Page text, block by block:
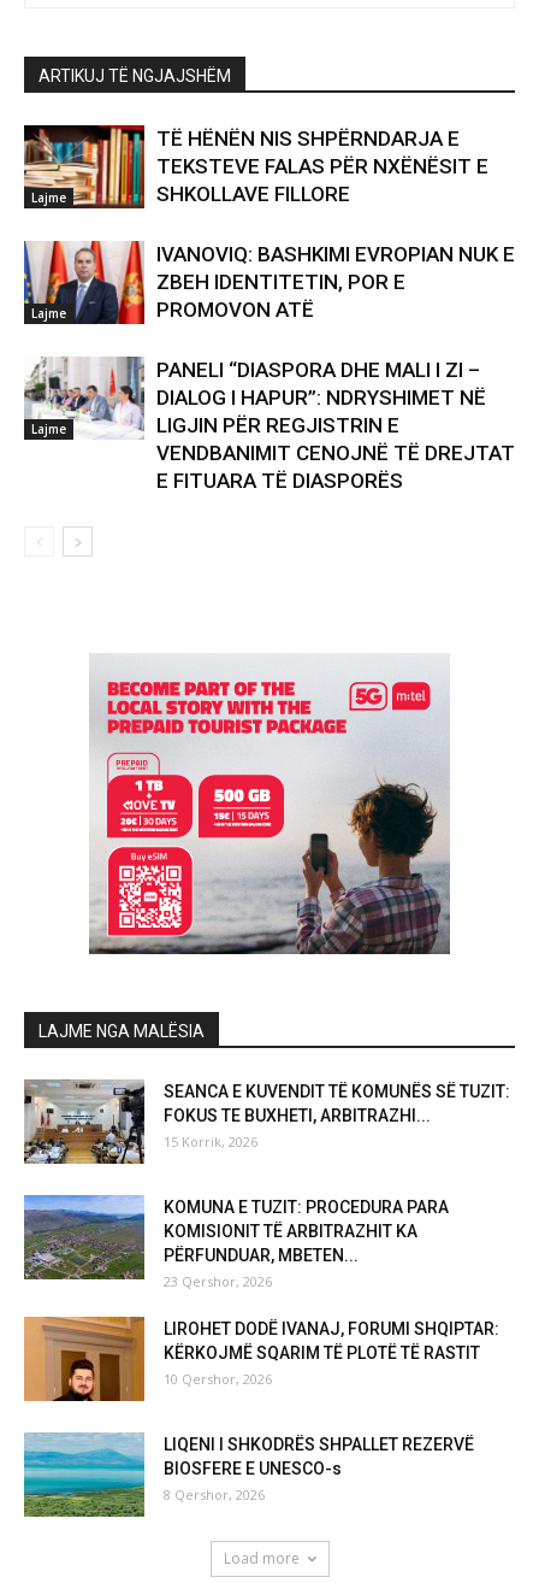
ARTIKUJ TË NGJAJSHËM
Lajme
TË HËNËN NIS SHPËRNDARJA E
TEKSTEVE FALAS PËR NXËNËSIT E
SHKOLLAVE FILLORE
Lajme
IVANOVIQ: BASHKIMI EVROPIAN NUK E
ZBEH IDENTITETIN, POR E
PROMOVON ATË
Lajme
PANELI “DIASPORA DHE MALI I ZI –
DIALOG I HAPUR”: NDRYSHIMET NË
LIGJIN PËR REGJISTRIN E
VENDBANIMIT CENOJNË TË DREJTAT
E FITUARA TË DIASPORËS
LAJME NGA MALËSIA
SEANCA E KUVENDIT TË KOMUNËS SË TUZIT:
FOKUS TE BUXHETI, ARBITRAZHI...
15 Korrik, 2026
KOMUNA E TUZIT: PROCEDURA PARA
KOMISIONIT TË ARBITRAZHIT KA
PËRFUNDUAR, MBETEN...
23 Qershor, 2026
LIROHET DODË IVANAJ, FORUMI SHQIPTAR:
KËRKOJMË SQARIM TË PLOTË TË RASTIT
10 Qershor, 2026
LIQENI I SHKODRËS SHPALLET REZERVË
BIOSFERE E UNESCO-s
8 Qershor, 2026
Load more